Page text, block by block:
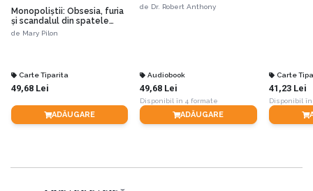
• De ce este important să mănânci grăsimi sănătoase?
Cum putem face diferența între studiile științifice valoroase și cele fără
Monopoliștii: Obsesia, furia
și scandalul din spatele
celui mai iubit joc de
de Mary Pilon
Carte Tiparita
49,68 Lei
ADĂUGARE
de Dr. Robert Anthony
Audiobook
49,68 Lei
Disponibil în 4 formate
ADĂUGARE
Carte
41,23 Lei
Disponibil